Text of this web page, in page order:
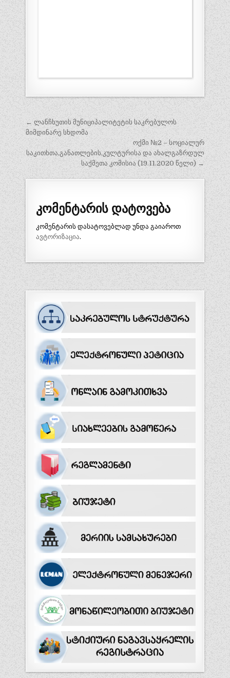
პოსტის
ნავიგაცია
← ლანჩხუთის მუნიციპალიტეტის საკრებულოს
მიმდინარე სხდომა
ოქმი №2 – სოციალურ
საკითხთა,განათლების,კულტურისა და ახალგაზრდულ
საქმეთა კომისია (19.11.2020 წელი) →
კომენტარის დატოვება
კომენტარის დასატოვებლად უნდა გაიაროთ
ავტორიზაცია.